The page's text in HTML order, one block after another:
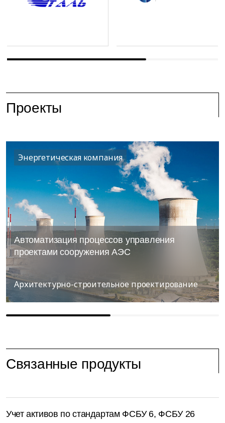
Проекты
Энергетическая компания
Автоматизация процессов управления
проектами сооружения АЭС
Архитектурно-строительное проектирование
Связанные продукты
Учет активов по стандартам ФСБУ 6, ФСБУ 26